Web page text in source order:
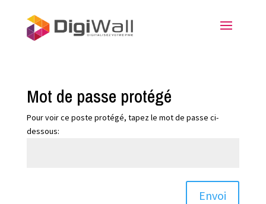
Mot de passe protégé
Pour voir ce poste protégé, tapez le mot de passe ci-
dessous:
Envoi